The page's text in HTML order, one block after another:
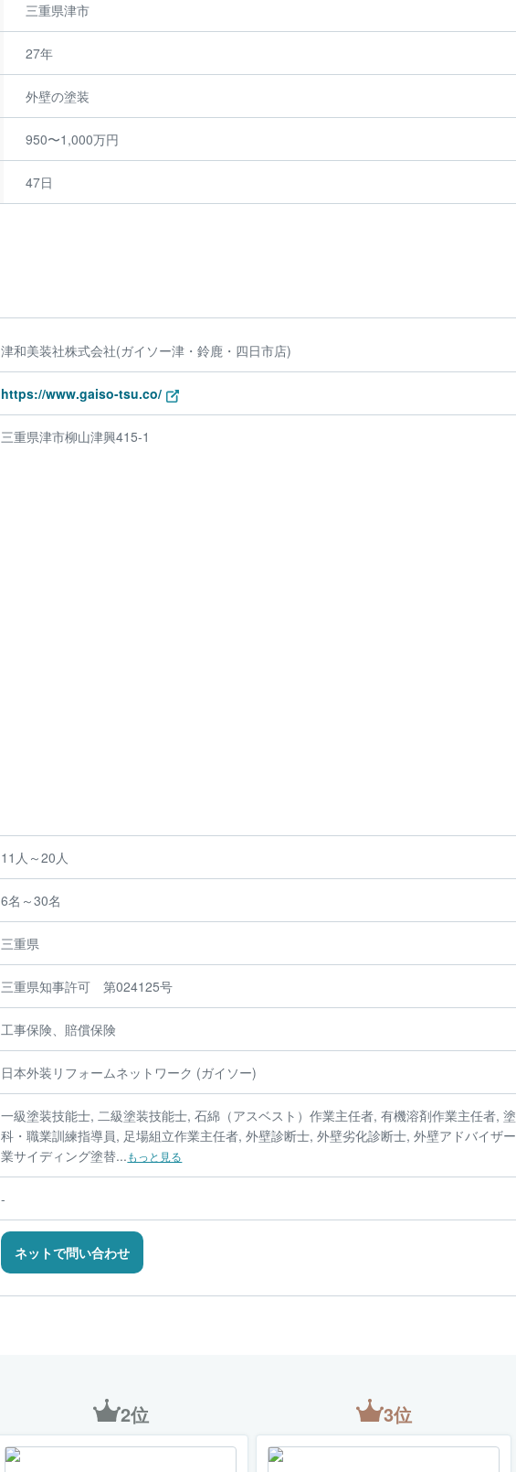
三重県津市
27年
外壁の塗装
950〜1,000万円
47日
津和美装社株式会社(ガイソー津・鈴鹿・四日市店)
https://www.gaiso-tsu.co/
三重県津市柳山津興415-1
11人～20人
6名～30名
三重県
三重県知事許可 第024125号
工事保険、賠償保険
日本外装リフォームネットワーク (ガイソー)
一級塗装技能士, 二級塗装技能士, 石綿（アスベスト）作業主任者, 有機溶剤作業主任者,
科・職業訓練指導員, 足場組立作業主任者, 外壁診断士, 外壁劣化診断士, 外壁アドバイザ
業サイディング塗替...もっと見る
-
ネットで問い合わせ
2位 3位